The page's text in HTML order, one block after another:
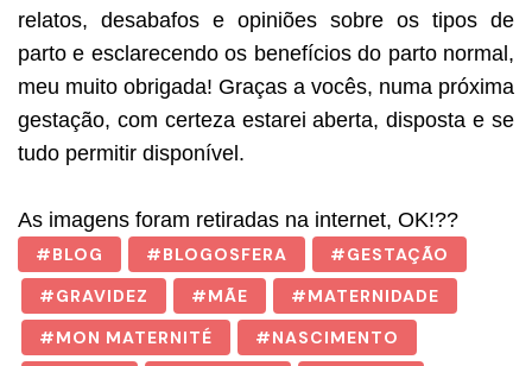
relatos, desabafos e opiniões sobre os tipos de
parto e esclarecendo os benefícios do parto normal,
meu muito obrigada! Graças a vocês, numa próxima
gestação, com certeza estarei aberta, disposta e se
tudo permitir disponível.
As imagens foram retiradas na internet, OK!??
BLOG BLOGOSFERA
GESTAÇÃO
GRAVIDEZ
MÃE
MATERNIDADE
MON MATERNITÉ
NASCIMENTO